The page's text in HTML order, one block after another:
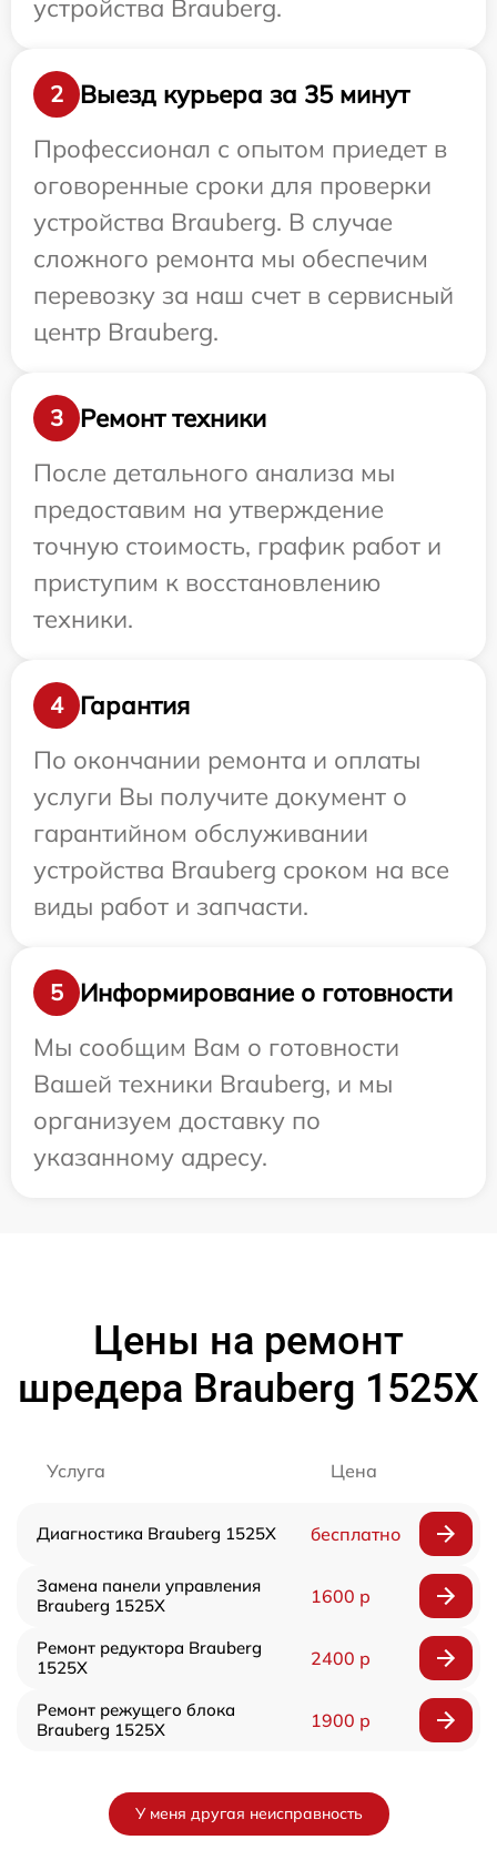
устройства Brauberg.
2
Выезд курьера за 35 минут
Профессионал с опытом приедет в
оговоренные сроки для проверки
устройства Brauberg. В случае
сложного ремонта мы обеспечим
перевозку за наш счет в сервисный
центр Brauberg.
3
Ремонт техники
После детального анализа мы
предоставим на утверждение
точную стоимость, график работ и
приступим к восстановлению
техники.
4
Гарантия
По окончании ремонта и оплаты
услуги Вы получите документ о
гарантийном обслуживании
устройства Brauberg сроком на все
виды работ и запчасти.
5
Информирование о готовности
Мы сообщим Вам о готовности
Вашей техники Brauberg, и мы
организуем доставку по
указанному адресу.
Цены на ремонт
шредера Brauberg 1525X
Услуга Цена
Диагностика Brauberg 1525X бесплатно
Замена панели управления
Brauberg 1525X
1600 р
Ремонт редуктора Brauberg
1525X
2400 р
Ремонт режущего блока
Brauberg 1525X
1900 р
У меня другая неисправность